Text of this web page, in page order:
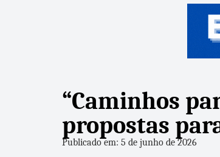
“Caminhos
propostas
Publicado em: 5 de junho de 2026